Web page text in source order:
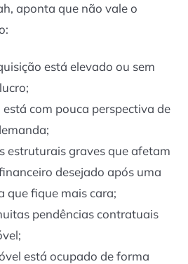
aponta que não vale o
está elevado ou sem
com pouca perspectiva de
estruturais graves que afetam
desejado após uma
que fique mais cara;
pendências contratuais
está ocupado de forma